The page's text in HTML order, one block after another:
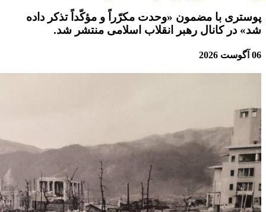
پوستری با مضمون «وحدت مکرّراً و مؤکّداً تذکر داده
شد» در کانال رهبر انقلاب اسلامی منتشر شد.
06 آگوست 2026